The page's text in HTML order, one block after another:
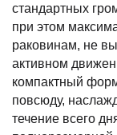
стандартных
при этом
раковинам, не
активном
компактный
повсюду,
течение всего